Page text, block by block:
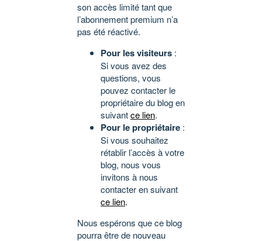
son accès limité tant que
l’abonnement premium n’a
pas été réactivé.
Pour les visiteurs :
Si vous avez des
questions, vous
pouvez contacter le
propriétaire du blog en
suivantce lien.
Pour le propriétaire :
Si vous souhaitez
rétablir l’accès à votre
blog, nous vous
invitons à nous
contacter en suivant
ce lien.
Nous espérons que ce blog
pourra être de nouveau